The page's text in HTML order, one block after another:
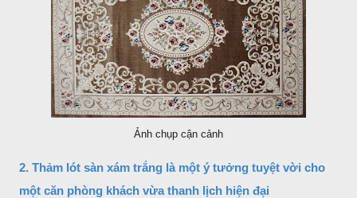
Ảnh chụp cận cảnh
2. Thảm lót sàn xám trắng là một ý tưởng tuyệt vời cho
một căn phòng khách vừa thanh lịch hiện đại